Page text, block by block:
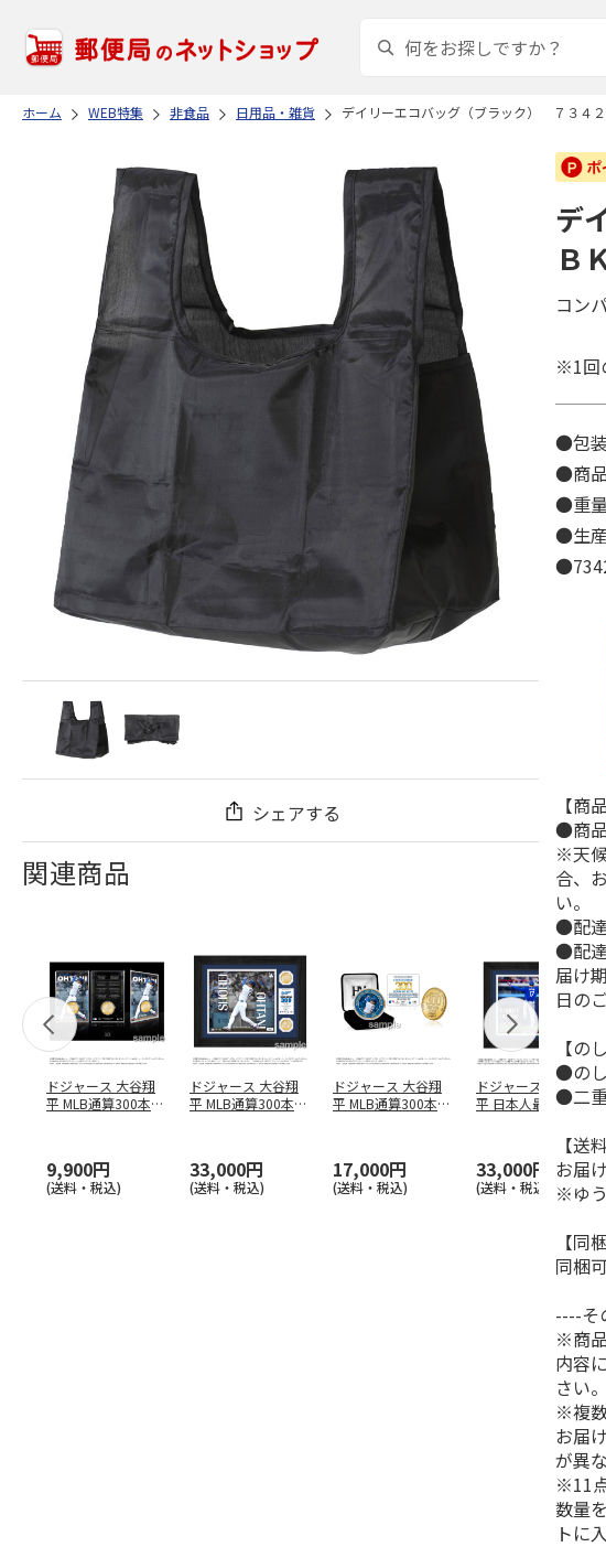
ホーム WEB特集 非食品 日用品・雑貨 デイリーエコバッグ（ブラック） ７３４
シェアする
関連商品
ドジャース 大谷翔
平 MLB通算300本塁
9,900円
(送料・税込)
ドジャース 大谷翔
平 MLB通算300本塁
33,000円
(送料・税込)
ドジャース 大谷翔
平 MLB通算300本塁
17,000円
(送料・税込)
ドジャース 大谷翔
平 日本人最多53試
33,000円
(送料・税込)
デ
Ｂ
コン
※1回
●包
●商
●重
●生
【商
●商品
※天
合、
い。
●配達
●配
届け
日の
【の
●のし
●二重
【送
お届
※ゆ
【同
同梱
----そ
※商
内容
さい。
※複
お届
が異
※11
数量
トに